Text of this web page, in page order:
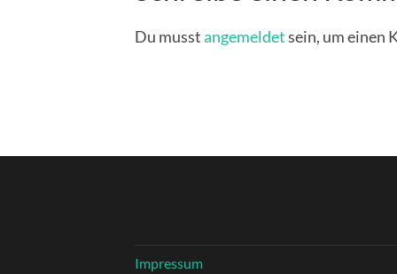
Du musstangemeldetsein, um einen
Impressum